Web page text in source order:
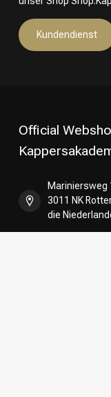
Kundendienst
Official
Mariniersweg
3011 NK
die